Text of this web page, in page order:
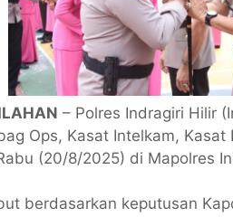
– Polres Indragiri Hilir
Ops, Kasat Intelkam,
(20/8/2025) di Mapolres
berdasarkan keputusan